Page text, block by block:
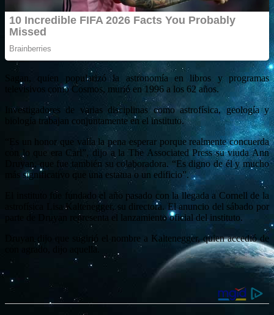
Sagan, quien popularizó la astronomía en libros y programas
televisivos como Cosmos, murió en 1996 a los 62 años.
Investigadores de varias disciplinas como astrofísica, geología y
biología trabajan conjuntamente en el instituto.
“Es un honor que valía la pena esperar porque realmente concuerda
con lo que era Carl”, dijo a la The Associated Press su viuda Ann
Druyan, que fue también su colaboradora. “Es digno de él y mucho
más significativo que una estatua o un edificio”.
El instituto fue fundado el año pasado con la llegada a Cornell de la
astrofísica Lisa Kaltenegger, su directora. El anuncio del sábado por
parte de Druyan representa el lanzamiento oficial del instituto.
Druyan dijo que sugirió el nombre a Kaltenegger, quien accedió de
con agrado, dijo aquella.